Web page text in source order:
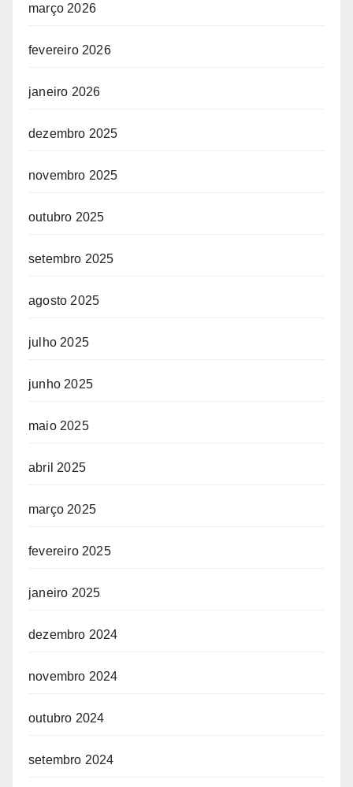
março 2026
fevereiro 2026
janeiro 2026
dezembro 2025
novembro 2025
outubro 2025
setembro 2025
agosto 2025
julho 2025
junho 2025
maio 2025
abril 2025
março 2025
fevereiro 2025
janeiro 2025
dezembro 2024
novembro 2024
outubro 2024
setembro 2024